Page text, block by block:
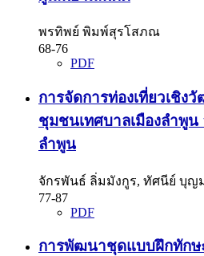
พรทิพย์ พิมพ์สุรโสภณ
68-76
PDF
การจัดการท่องเที่ยวเชิง
ชุมชนเทศบาลเมืองลำพูน
ลำพูน
จักรพันธ์ ลิ่มมังกูร, ทัศนีย์ บุญ
77-87
PDF
การพัฒนาชุดแบบฝึกทักษ